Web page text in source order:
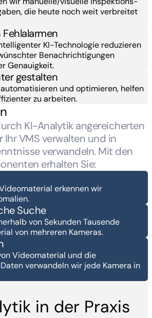
die heute noch weit verbreitet
KI-Technologie reduzieren
Benachrichtigungen
Genauigkeit.
gestalten
und optimieren, helfen
zu arbeiten.
KI-Analytik angereicherten
VMS verwalten und in
verwandeln. Mit den
erhalten Sie:
erkennen wir
Suche
von Sekunden Tausende
von mehreren Kameras.
Videomaterial und die
verwandeln wir jede Kamera in
in der Praxis